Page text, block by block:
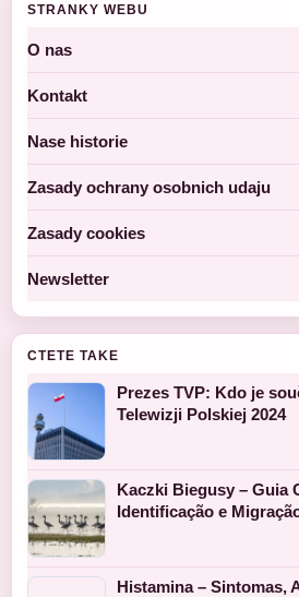
STRANKY WEBU
O nas
Kontakt
Nase historie
Zasady ochrany osobnich udaju
Zasady cookies
Newsletter
CTETE TAKE
Prezes TVP: Kdo je
Telewizji Polskiej 2024
Kaczki Biegusy – Guia
Identificação e
Histamina – Sintomas,